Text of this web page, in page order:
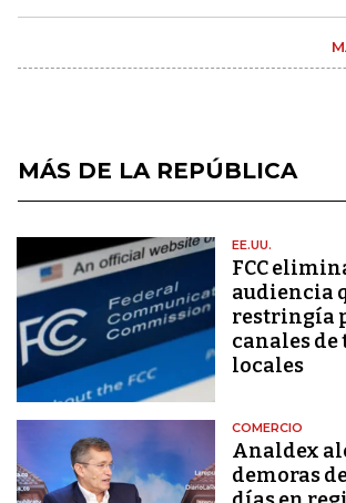
MÁS DE LA REPÚBLICA
EE.UU.
FCC
audiencia
restringía
canales
locales
COMERCIO
Analdex
demoras